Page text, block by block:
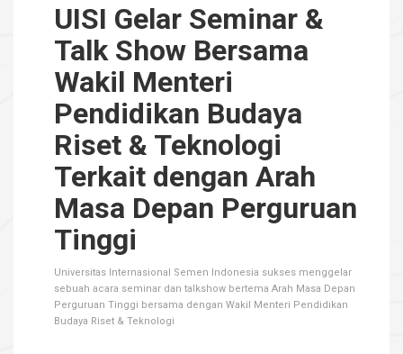
UISI Gelar Seminar &
Talk Show Bersama
Wakil Menteri
Pendidikan Budaya
Riset & Teknologi
Terkait dengan Arah
Masa Depan Perguruan
Tinggi
Universitas Internasional Semen Indonesia sukses menggelar
sebuah acara seminar dan talkshow bertema Arah Masa Depan
Perguruan Tinggi bersama dengan Wakil Menteri Pendidikan
Budaya Riset & Teknologi